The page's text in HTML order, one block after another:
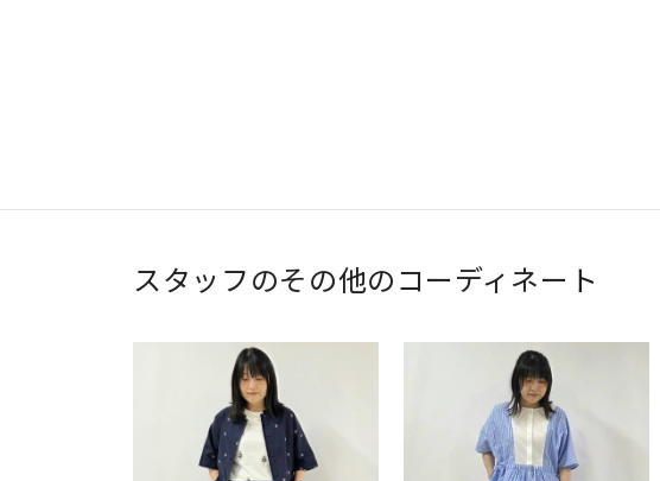
スタッフのその他のコーディネート